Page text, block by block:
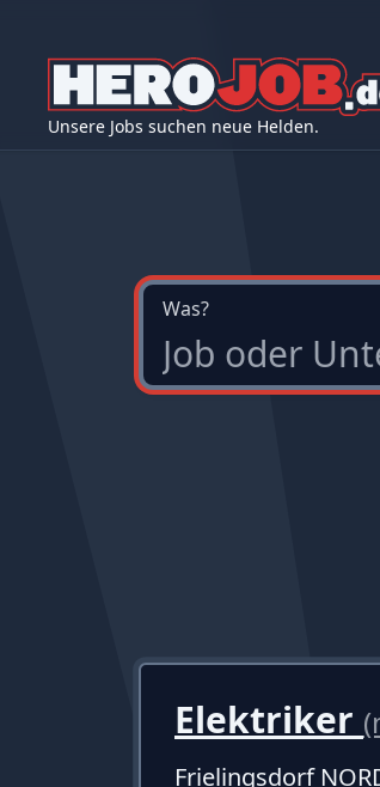
Unsere Jobs suchen neue Helden.
Was?
Elektriker
Frielingsdorf